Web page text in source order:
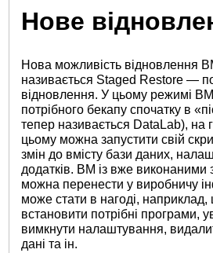
Нове
Нова можливість відновлення
називається Staged Restore —
відновлення. У цьому режимі
потрібного бекапу спочатку в
тепер називається DataLab), на
цьому можна запустити свій
змін до вмісту бази даних,
додатків. ВМ із вже виконаними
можна перенести у виробничу
може стати в нагоді, наприклад,
встановити потрібні програми,
вимкнути налаштування,
дані та ін.